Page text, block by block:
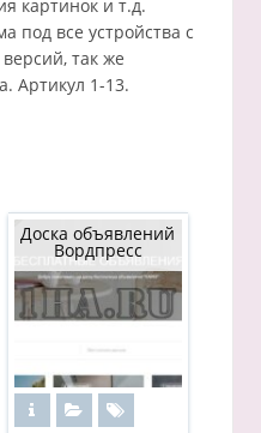
картинок и т.д.
под все устройства с
так же
Артикул 1-13.
Доска объявлений
Вордпресс